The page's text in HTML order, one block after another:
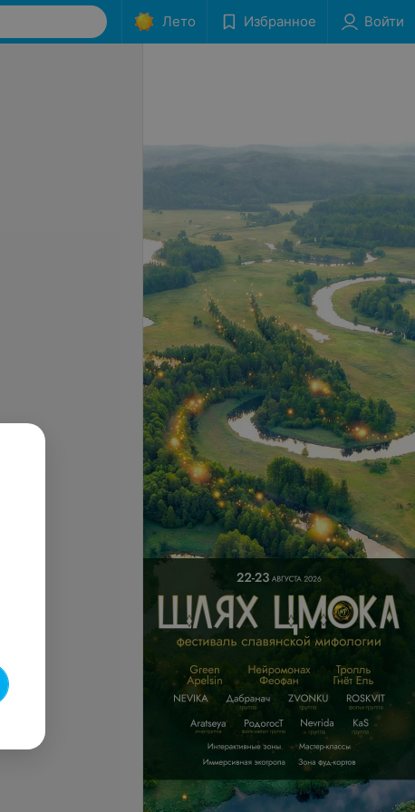
Лето Избранное Войти